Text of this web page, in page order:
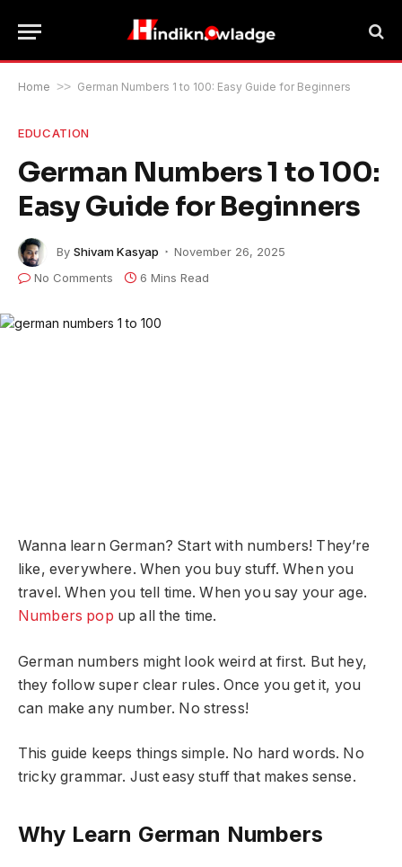
Home >> German Numbers 1 to 100: Easy Guide for Beginners
EDUCATION
German Numbers 1 to 100:
Easy Guide for Beginners
By Shivam Kasyap
November 26, 2025
No Comments
6 Mins Read
Wanna learn German? Start with numbers! They’re
like, everywhere. When you buy stuff. When you
travel. When you tell time. When you say your age.
Numbers pop up all the time.
German numbers might look weird at first. But hey,
they follow super clear rules. Once you get it, you
can make any number. No stress!
This guide keeps things simple. No hard words. No
tricky grammar. Just easy stuff that makes sense.
Why Learn German Numbers